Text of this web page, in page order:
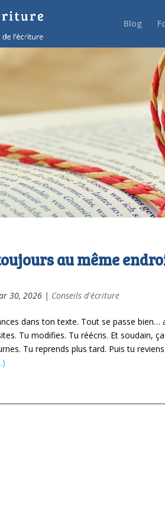
Blog
au même
30, 2026 | Conseils d'écriture
dans ton texte. Tout se passe bien…
Tu modifies. Tu réécris. Et soudain,
Tu reprends plus tard. Puis tu reviens.